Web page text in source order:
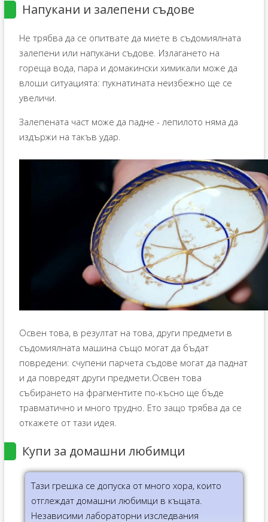
Напукани и залепени съдове
Не трябва да се опитвате да миете в съдомиялната
залепени или напукани съдове. Излагането на
гореща вода, пара и домакински химикали може да
влоши ситуацията: пукнатината неизбежно ще се
увеличи.
Залепената част може да падне - лепилото няма да
издържи на такъв удар.
Освен това, в резултат на това, други предмети в
съдомиялната машина също могат да бъдат
повредени: счупени парчета съдове могат да паднат
и да повредят други предмети.Освен това
събирането на фрагментите по-късно ще бъде
травматично и много трудно. Ето защо трябва да се
откажете от тази идея.
Купи за домашни любимци
Тази грешка се допуска от много хора, които
отглеждат домашни любимци в къщата.
Независими лабораторни изследвания